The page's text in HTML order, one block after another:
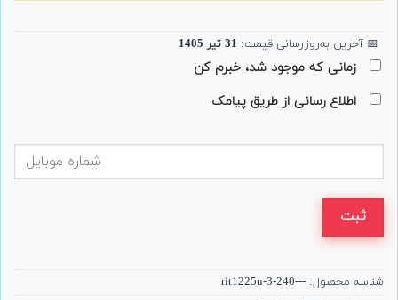
📅 آخرین به‌روزرسانی قیمت: 31 تیر 1405
زمانی که موجود شد، خبرم کن
اطلاع رسانی از طریق پیامک
ثبت
شناسه محصول: ---240-3-rit1225u